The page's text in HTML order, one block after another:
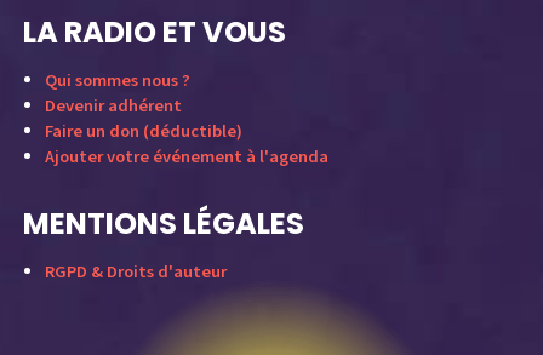
LA RADIO ET VOUS
Qui sommes nous ?
Devenir adhérent
Faire un don (déductible)
Ajouter votre événement à l'agenda
MENTIONS LÉGALES
RGPD & Droits d'auteur